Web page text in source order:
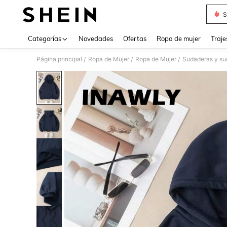
Categorías Novedades Ofertas Ropa de mujer
Página principal / Ropa de Mujer / Ropa de Mujer / Sudaderas y